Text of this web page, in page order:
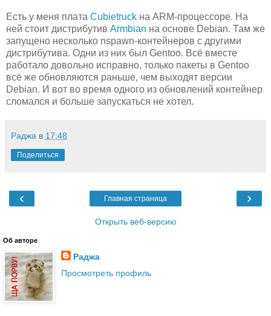
Есть у меня плата Cubietruck на ARM-процессоре. На
ней стоит дистрибутив Armbian на основе Debian. Там же
запущено несколько nspawn-контейнеров с другими
дистрибутива. Одни из них был Gentoo. Всё вместе
работало довольно исправно, только пакеты в Gentoo
всё же обновляются раньше, чем выходят версии
Debian. И вот во время одного из обновлений контейнер
сломался и больше запускаться не хотел.
Раджа в 17:48
Поделиться
‹ ›
Главная страница
Открыть веб-версию
Об авторе
Раджа
Просмотреть профиль